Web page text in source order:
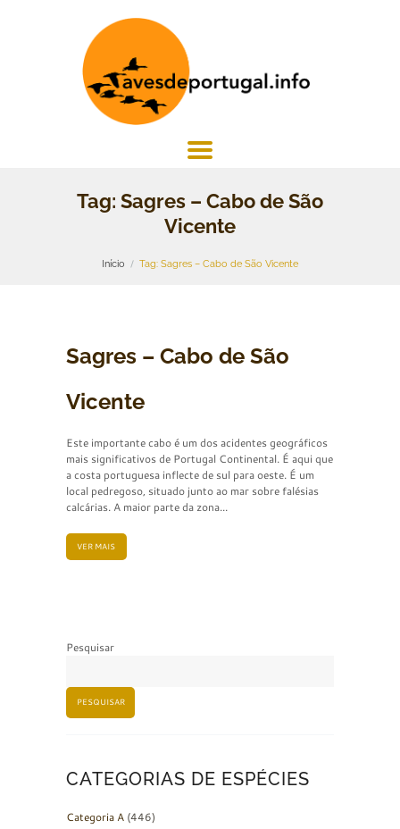
Tag: Sagres – Cabo de São
Vicente
Início Tag: Sagres – Cabo de São Vicente
Sagres – Cabo de São
Vicente
Este importante cabo é um dos acidentes geográficos
mais significativos de Portugal Continental. É aqui que
a costa portuguesa inflecte de sul para oeste. É um
local pedregoso, situado junto ao mar sobre falésias
calcárias. A maior parte da zona...
VER MAIS
Pesquisar
PESQUISAR
CATEGORIAS DE ESPÉCIES
Categoria A (446)